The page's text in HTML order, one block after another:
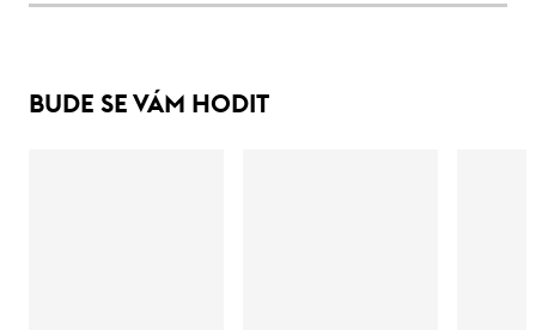
BUDE SE VÁM HODIT